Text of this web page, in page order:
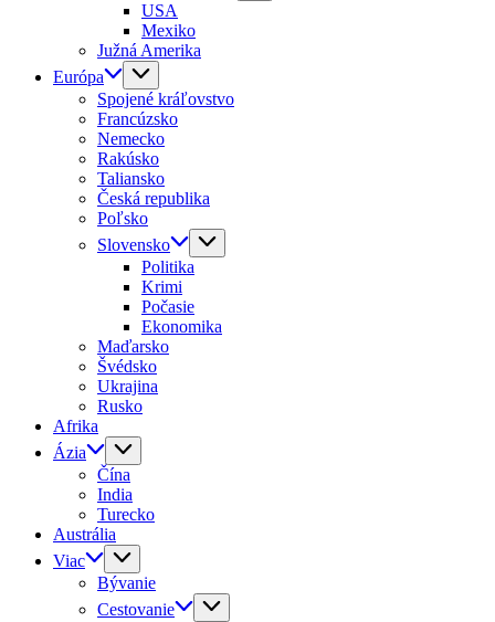
USA
Mexiko
Južná Amerika
Európa
Spojené kráľovstvo
Francúzsko
Nemecko
Rakúsko
Taliansko
Česká republika
Poľsko
Slovensko
Politika
Krimi
Počasie
Ekonomika
Maďarsko
Švédsko
Ukrajina
Rusko
Afrika
Ázia
Čína
India
Turecko
Austrália
Viac
Bývanie
Cestovanie